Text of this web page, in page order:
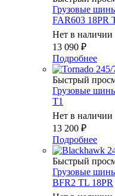
Грузовые
FAR603 18PR
Нет в наличии
13 090 ₽
Подробнее
Быстрый
Грузовые
T1
Нет в наличии
13 200 ₽
Подробнее
Быстрый
Грузовые
BFR2 TL 18PR